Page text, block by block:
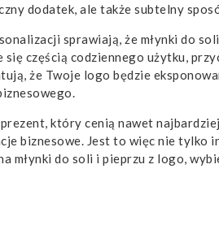
dodatek, ale także subtelny
sprawiają, że młynki do
częścią codziennego użytku,
że Twoje logo będzie
który cenią nawet
biznesowe. Jest to więc nie
młynki do soli i pieprzu z logo,